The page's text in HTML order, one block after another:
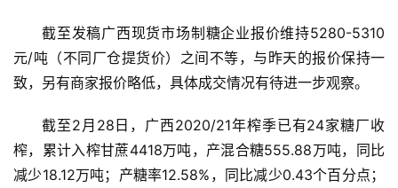
截至发稿广西现货市场制糖企业报价维持5280-5310
元/吨（不同厂仓提货价）之间不等，与昨天的报价保持一
致，另有商家报价略低，具体成交情况有待进一步观察。
截至2月28日，广西2020/21年榨季已有24家糖厂收
榨，累计入榨甘蔗4418万吨，产混合糖555.88万吨，同比
减少18.12万吨；产糖率12.58%，同比减少0.43个百分点；